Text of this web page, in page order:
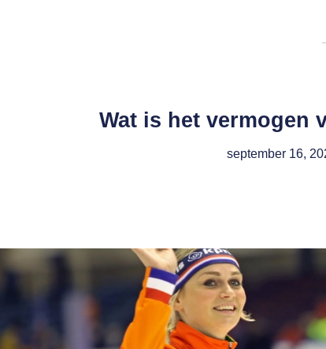
Wat is het vermogen
september 16,